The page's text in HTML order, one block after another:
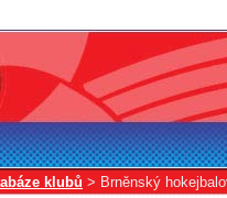
klubů > Brněnský